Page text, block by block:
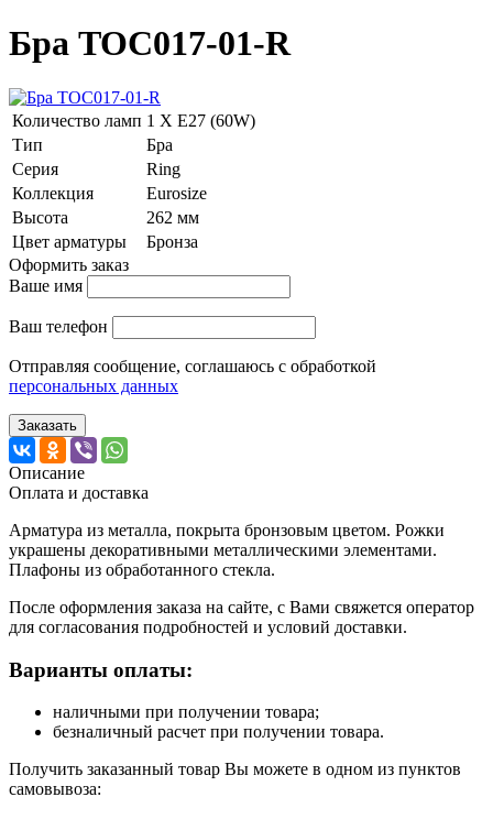
Бра TOC017-01-R
Количество ламп 1 Х E27 (60W)
Тип
Бра
Серия
Ring
Коллекция
Eurosize
Высота
262 мм
Цвет арматуры
Бронза
Оформить заказ
Ваше имя
Ваш телефон
Отправляя сообщение, соглашаюсь с обработкой
персональных данных
Заказать
Описание
Оплата и доставка
Арматура из металла, покрыта бронзовым цветом. Рожки
украшены декоративными металлическими элементами.
Плафоны из обработанного стекла.
После оформления заказа на сайте, с Вами свяжется оператор
для согласования подробностей и условий доставки.
Варианты оплаты:
наличными при получении товара;
безналичный расчет при получении товара.
Получить заказанный товар Вы можете в одном из пунктов
самовывоза: